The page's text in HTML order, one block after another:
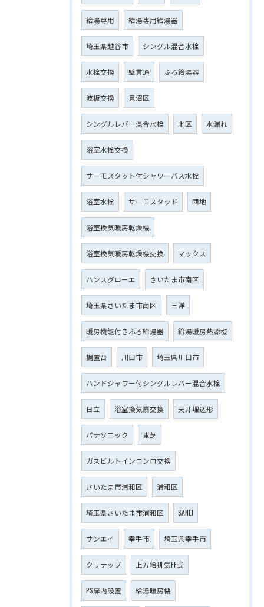
給湯専用 給湯専用給湯器
埼玉県越谷市 シングル混合水栓
水栓交換 壁貫通 ふろ給湯器
波板交換 見沼区
シングルレバー混合水栓 北区 水漏れ
浴室水栓交換
サーモスタット付シャワーバス水栓
浴室水栓 サーモスタッド 団地
浴室換気暖房乾燥機
浴室換気暖房乾燥機交換 マックス
ハンスグローエ さいたま市南区
埼玉県さいたま市南区 三洋
暖房機能付きふろ給湯器 給湯暖房熱源機
据置台 川口市 埼玉県川口市
ハンドシャワー付シングルレバー混合水栓
日立 浴室換気扇交換 天井埋込形
パナソニック 東芝
ガスビルトインコンロ交換
さいたま市浦和区 浦和区
埼玉県さいたま市浦和区 SANEI
サンエイ 幸手市 埼玉県幸手市
クリナップ 上方給排気FF式
PS扉内設置 給湯暖房機